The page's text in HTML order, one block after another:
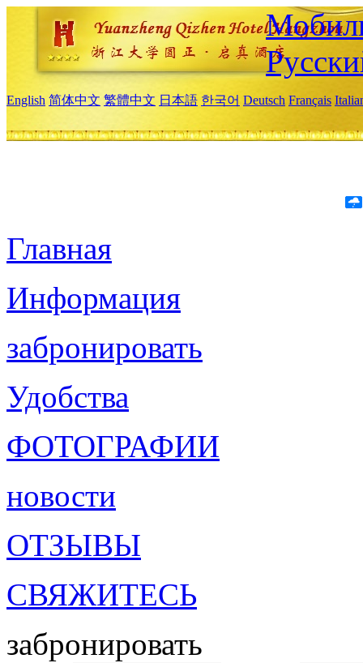
English 简体中文 繁體中文 日本語 한국어 Deutsch Français
Главная
Информация
забронировать
Удобства
ФОТОГРАФИИ
новости
ОТЗЫВЫ
СВЯЖИТЕСЬ
забронировать